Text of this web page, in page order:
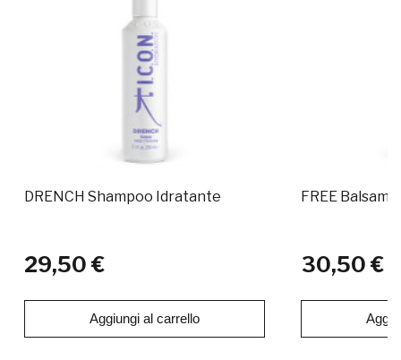
DRENCH Shampoo Idratante
29,50 €
Aggiungi al carrello
FREE
30,50 €